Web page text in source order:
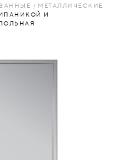
МЕТАЛЛИЧЕСКИЕ
И